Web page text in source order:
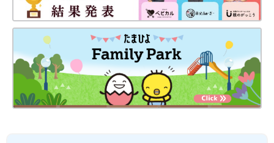
前の話
『ぴと痛』って何？
愛の重みで全身ミシ
ミシの親[ほぺふるで
いず#42］
一覧
次の話
歳児テンション爆上が
りの巻[ほぺふるでいず
#44］